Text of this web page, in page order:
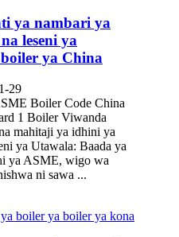
ya nambari ya
leseni ya
ya China
29
Boiler Code China
1 Boiler Viwanda
mahitaji ya idhini ya
ya Utawala: Baada ya
ya ASME, wigo wa
ni sawa ...